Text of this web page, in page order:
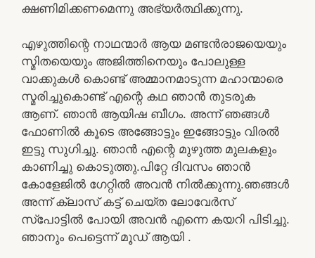
ക്ഷണിമിക്കണമെന്നു അഭ്യർത്ഥിക്കുന്നു.
എഴുത്തിന്റെ നാഥന്മാർ ആയ മണ്ടൻരാജയെയും
സ്മിതയെയും അജിത്തിനെയും പോലുള്ള
വാക്കുകൾ കൊണ്ട് അമ്മാനമാടുന്ന മഹാന്മാരെ
സ്മരിച്ചുകൊണ്ട് എന്റെ കഥ ഞാൻ തുടരുക
ആണ്. ഞാൻ ആയിഷ ബീഗം. അന്ന് ഞങ്ങൾ
ഫോണിൽ കൂടെ അങ്ങോട്ടും ഇങ്ങോട്ടും വിരൽ
ഇട്ടു സുഗിച്ചു. ഞാൻ എന്റെ മുഴുത്ത മുലകളും
കാണിച്ചു കൊടുത്തു.പിറ്റേ ദിവസം ഞാൻ
കോളേജിൽ ഗേറ്റിൽ അവൻ നിൽക്കുന്നു.ഞങ്ങൾ
അന്ന് ക്ലാസ് കട്ട് ചെയ്ത ലോവേർസ്
സ്പോട്ടിൽ പോയി അവൻ എന്നെ കയറി പിടിച്ചു.
ഞാനും പെട്ടെന്ന് മൂഡ് ആയി .